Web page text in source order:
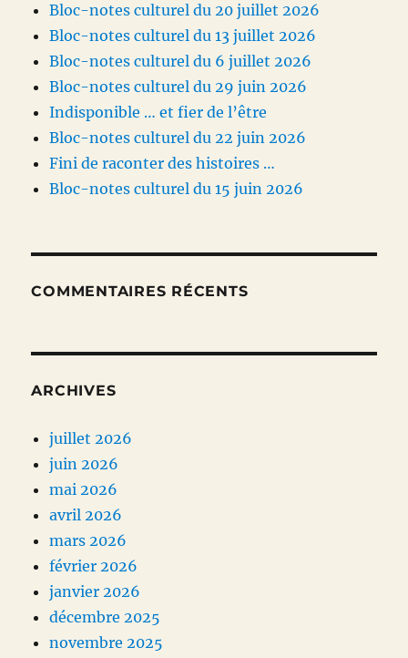
Bloc-notes culturel du 20 juillet 2026
Bloc-notes culturel du 13 juillet 2026
Bloc-notes culturel du 6 juillet 2026
Bloc-notes culturel du 29 juin 2026
Indisponible … et fier de l’être
Bloc-notes culturel du 22 juin 2026
Fini de raconter des histoires …
Bloc-notes culturel du 15 juin 2026
COMMENTAIRES RÉCENTS
ARCHIVES
juillet 2026
juin 2026
mai 2026
avril 2026
mars 2026
février 2026
janvier 2026
décembre 2025
novembre 2025